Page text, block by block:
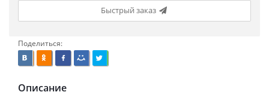
Быстрый заказ
Поделиться:
Описание